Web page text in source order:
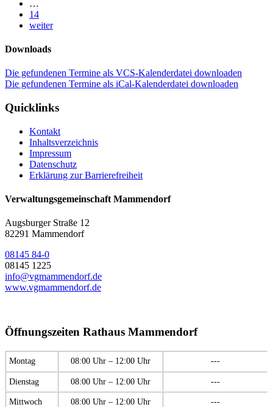
…
14
weiter
Downloads
Die gefundenen Termine als VCS-Kalenderdatei downloaden
Die gefundenen Termine als iCal-Kalenderdatei downloaden
Quicklinks
Kontakt
Inhaltsverzeichnis
Impressum
Datenschutz
Erklärung zur Barrierefreiheit
Verwaltungsgemeinschaft Mammendorf
Augsburger Straße 12
82291 Mammendorf
08145 84-0
08145 1225
info@vgmammendorf.de
www.vgmammendorf.de
Öffnungszeiten Rathaus Mammendorf
Montag 08:00 Uhr – 12:00 Uhr ---
Dienstag 08:00 Uhr – 12:00 Uhr ---
Mittwoch 08:00 Uhr – 12:00 Uhr ---